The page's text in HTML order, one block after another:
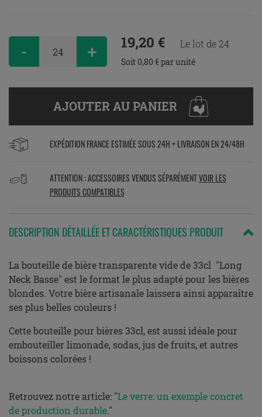
- + 19,20 € Le lot de 24
Soit 0,80 € par unité
AJOUTER AU PANIER
EXPÉDITION FRANCE ESTIMÉE SOUS 24H + LIVRAISON EN 24/48H
ATTENTION : ACCESSOIRES VENDUS SÉPARÉMENTVOIR LES
PRODUITS COMPATIBLES
DESCRIPTION DÉTAILLÉE ET CARACTÉRISTIQUES PRODUIT
La bouteille de bière transparente vide de 33cl "Long
Neck Basse" est le format le plus adapté pour les bières
blondes. Votre bière artisanale laissera ainsi apparaître
ses plus belles couleurs !
Cette bouteille pour bières 33cl, est aussi idéale pour
embouteiller limonade, sodas, jus de fruits, et autres
boissons colorées !
Retrouvez notre article: "Le verre: un exemple concret
de production durable."